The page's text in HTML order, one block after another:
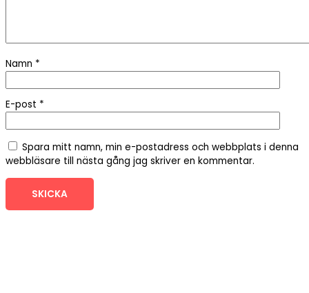
Namn *
E-post *
Spara mitt namn, min e-postadress och webbplats i denna
webbläsare till nästa gång jag skriver en kommentar.